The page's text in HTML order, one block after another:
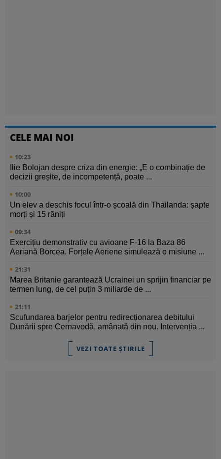
CELE MAI NOI
10:23
Ilie Bolojan despre criza din energie: „E o combinație de
decizii greșite, de incompetență, poate ...
10:00
Un elev a deschis focul într-o școală din Thailanda: șapte
morți și 15 răniți
09:34
Exercițiu demonstrativ cu avioane F-16 la Baza 86
Aeriană Borcea. Forțele Aeriene simulează o misiune ...
21:31
Marea Britanie garantează Ucrainei un sprijin financiar pe
termen lung, de cel puțin 3 miliarde de ...
21:11
Scufundarea barjelor pentru redirecționarea debitului
Dunării spre Cernavodă, amânată din nou. Intervenția ...
VEZI TOATE ȘTIRILE